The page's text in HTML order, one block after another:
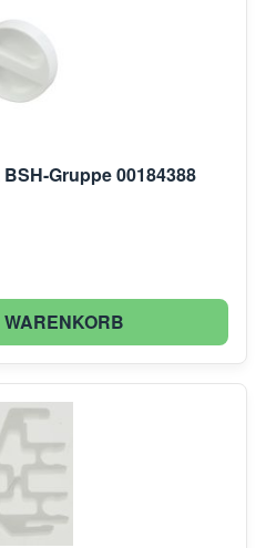
Gruppe 00184388
WARENKORB